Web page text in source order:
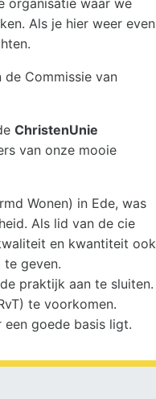
Als je hier weer even
Commissie van
ChristenUnie
van onze mooie
Wonen) in Ede, was
Als lid van de cie
en kwantiteit ook
geven.
praktijk aan te sluiten.
te voorkomen.
goede basis ligt.